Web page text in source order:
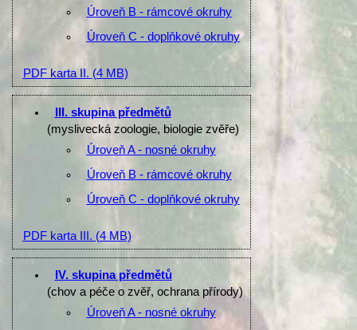
Úroveň B - rámcové okruhy
Úroveň C - doplňkové okruhy
PDF karta II. (4 MB)
III. skupina předmětů
(myslivecká zoologie, biologie zvěře)
Úroveň A - nosné okruhy
Úroveň B - rámcové okruhy
Úroveň C - doplňkové okruhy
PDF karta III. (4 MB)
IV. skupina předmětů
(chov a péče o zvěř, ochrana přírody)
Úroveň A - nosné okruhy